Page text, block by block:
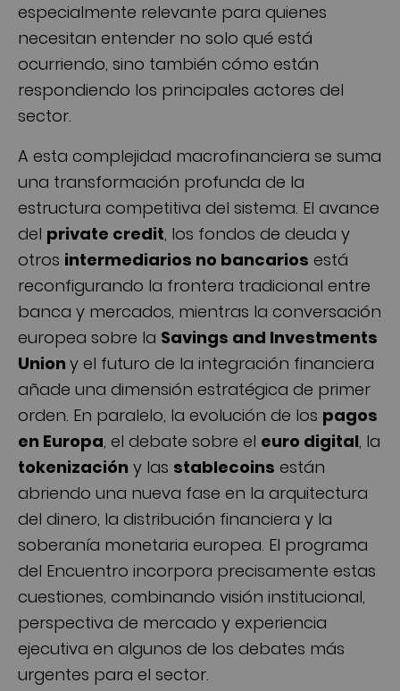
especialmente relevante para quienes
necesitan entender no solo qué está
ocurriendo, sino también cómo están
respondiendo los principales actores del
sector.
A esta complejidad macrofinanciera se suma
una transformación profunda de la
estructura competitiva del sistema. El avance
del private credit, los fondos de deuda y
otros intermediarios no bancarios está
reconfigurando la frontera tradicional entre
banca y mercados, mientras la conversación
europea sobre la Savings and Investments
Union y el futuro de la integración financiera
añade una dimensión estratégica de primer
orden. En paralelo, la evolución de los pagos
en Europa, el debate sobre el euro digital, la
tokenización y las stablecoins están
abriendo una nueva fase en la arquitectura
del dinero, la distribución financiera y la
soberanía monetaria europea. El programa
del Encuentro incorpora precisamente estas
cuestiones, combinando visión institucional,
perspectiva de mercado y experiencia
ejecutiva en algunos de los debates más
urgentes para el sector.